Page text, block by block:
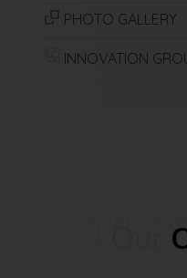
PHOTO GALLERY
INNOVATION